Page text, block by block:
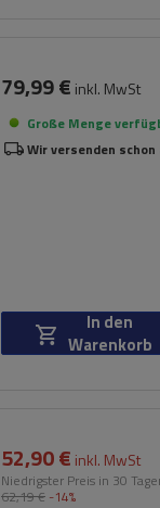
79,99 € inkl. MwSt
Große Menge
Wir versenden schon
In den
Warenkorb
52,90 € inkl. MwSt
Niedrigster Preis in 30
62,19 € -14%